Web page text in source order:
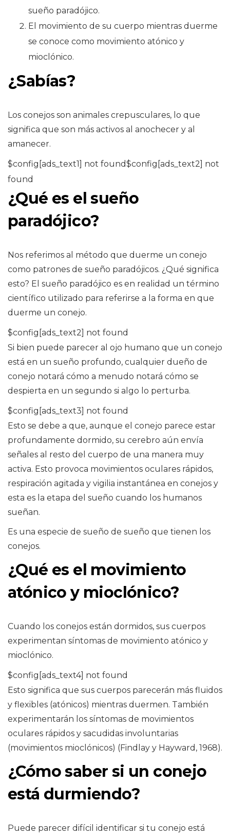
sueño paradójico.
El movimiento de su cuerpo mientras duerme
se conoce como movimiento atónico y
mioclónico.
¿Sabías?
Los conejos son animales crepusculares, lo que
significa que son más activos al anochecer y al
amanecer.
$config[ads_text1] not found$config[ads_text2] not
found
¿Qué es el sueño
paradójico?
Nos referimos al método que duerme un conejo
como patrones de sueño paradójicos. ¿Qué significa
esto? El sueño paradójico es en realidad un término
científico utilizado para referirse a la forma en que
duerme un conejo.
$config[ads_text2] not found
Si bien puede parecer al ojo humano que un conejo
está en un sueño profundo, cualquier dueño de
conejo notará cómo a menudo notará cómo se
despierta en un segundo si algo lo perturba.
$config[ads_text3] not found
Esto se debe a que, aunque el conejo parece estar
profundamente dormido, su cerebro aún envía
señales al resto del cuerpo de una manera muy
activa. Esto provoca movimientos oculares rápidos,
respiración agitada y vigilia instantánea en conejos y
esta es la etapa del sueño cuando los humanos
sueñan.
Es una especie de sueño de sueño que tienen los
conejos.
¿Qué es el movimiento
atónico y mioclónico?
Cuando los conejos están dormidos, sus cuerpos
experimentan síntomas de movimiento atónico y
mioclónico.
$config[ads_text4] not found
Esto significa que sus cuerpos parecerán más fluidos
y flexibles (atónicos) mientras duermen. También
experimentarán los síntomas de movimientos
oculares rápidos y sacudidas involuntarias
(movimientos mioclónicos) (Findlay y Hayward, 1968).
¿Cómo saber si un conejo
está durmiendo?
Puede parecer difícil identificar si tu conejo está